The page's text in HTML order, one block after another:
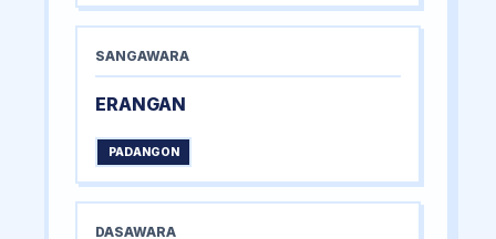
SANGAWARA
ERANGAN
PADANGON
DASAWARA